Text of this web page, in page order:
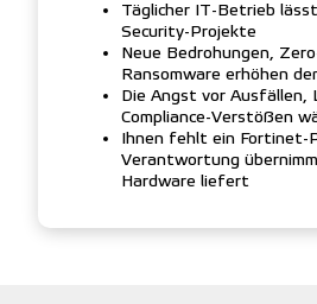
Täglicher IT-Betrieb
Security-Projekte
Neue Bedrohungen,
Ransomware erhöhen
Die Angst vor Ausfällen,
Compliance-Verstößen
Ihnen fehlt ein Fortinet-
Verantwortung
Hardware liefert